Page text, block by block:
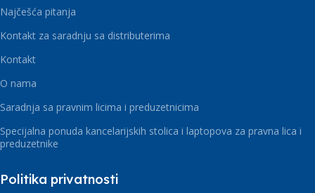
Najčešća pitanja
Kontakt za saradnju sa distributerima
Kontakt
O nama
Saradnja sa pravnim licima i preduzetnicima
Specijalna ponuda kancelarijskih stolica i laptopova za pravna lica i
preduzetnike
Politika privatnosti